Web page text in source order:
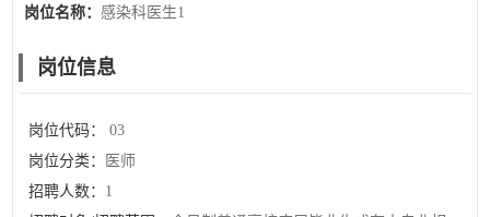
岗位名称：感染科医生1
岗位信息
岗位代码：03
岗位分类：
医师
招聘人数： 1